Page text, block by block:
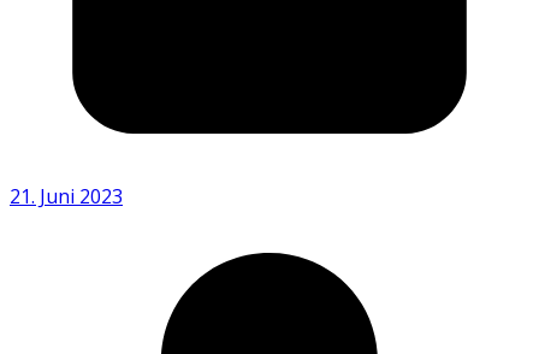
21. Juni 2023